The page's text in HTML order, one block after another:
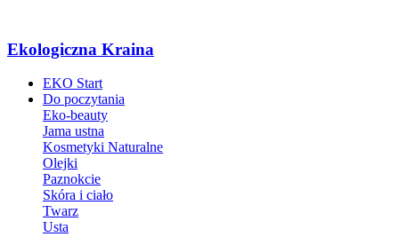
Ekologiczna Kraina
EKO Start
Do poczytania
Eko-beauty
Jama ustna
Kosmetyki Naturalne
Olejki
Paznokcie
Skóra i ciało
Twarz
Usta